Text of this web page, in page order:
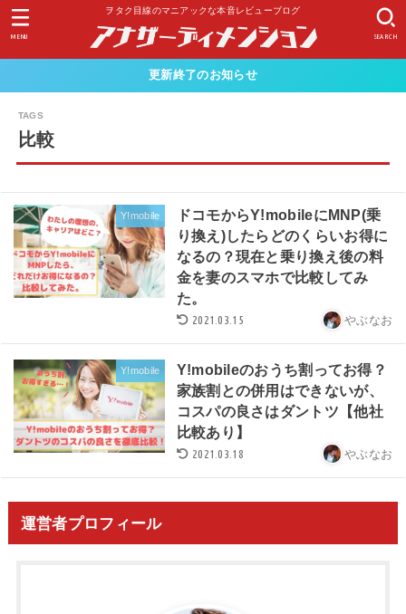
ヲタク目線のマニアックな本音レビューブログ
SEARCH
MENU
更新終了のお知らせ
比較
Y!mobile
ドコモからY!mobileにMNP(乗
り換え)したらどのくらいお得に
なるの？現在と乗り換え後の料
金を妻のスマホで比較してみ
た。
2021.03.15 やぶなお
Y!mobile
Y!mobileのおうち割ってお得？
家族割との併用はできないが、
コスパの良さはダントツ【他社
比較あり】
2021.03.18 やぶなお
運営者プロフィール